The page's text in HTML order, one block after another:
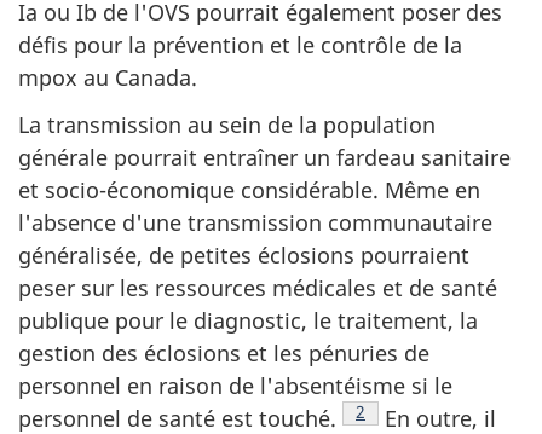
Ia ou Ib de l'OVS pourrait également poser des
défis pour la prévention et le contrôle de la
mpox au Canada.
La transmission au sein de la population
générale pourrait entraîner un fardeau sanitaire
et socio-économique considérable. Même en
l'absence d'une transmission communautaire
généralisée, de petites éclosions pourraient
peser sur les ressources médicales et de santé
publique pour le diagnostic, le traitement, la
gestion des éclosions et les pénuries de
personnel en raison de l'absentéisme si le
personnel de santé est touché.
Note de bas de page
2
En outre, il